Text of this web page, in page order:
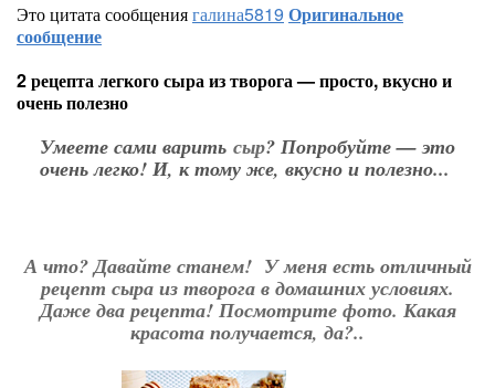
Это цитата сообщениягалина5819 Оригинальное
сообщение
2 рецепта легкого сыра из творога — просто, вкусно и
очень полезно
Умеете сами варить сыр? Попробуйте — это
очень легко! И, к тому же, вкусно и полезно...
А что? Давайте станем! У меня есть отличный
рецепт сыра из творога в домашних условиях.
Даже два рецепта! Посмотрите фото. Какая
красота получается, да?..